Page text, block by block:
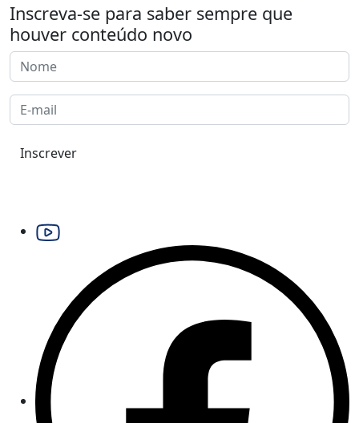
Inscreva-se para saber sempre que
houver conteúdo novo
Inscrever